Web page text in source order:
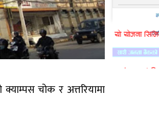
चोक र अत्तरियामा